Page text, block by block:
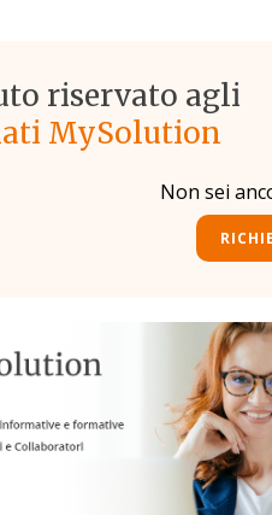
riservato agli
MySolution
Non sei